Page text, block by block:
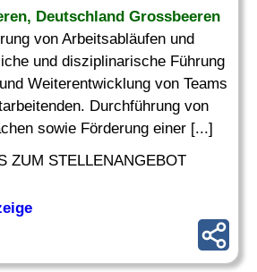
Deutschland Grossbeeren
von Arbeitsabläufen und
und disziplinarische Führung
Weiterentwicklung von Teams
Durchführung von
sowie Förderung einer [...]
ZUM STELLENANGEBOT